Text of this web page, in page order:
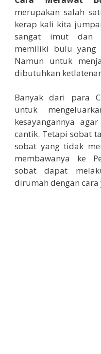
merupakan salah
kerap kali kita
sangat imut dan
memiliki bulu yang
Namun untuk
dibutuhkan
Banyak dari para
untuk
kesayangannya
cantik. Tetapi sobat
sobat yang tidak
membawanya ke
sobat dapat
dirumah dengan cara